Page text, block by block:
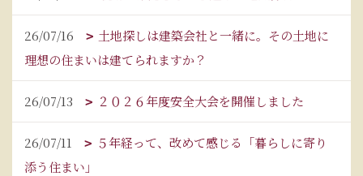
26/07/16
土地探しは建築会社と一緒に。その土地に
理想の住まいは建てられますか？
26/07/13 ２０２６年度安全大会を開催しました
26/07/11
５年経って、改めて感じる「暮らしに寄り
添う住まい」